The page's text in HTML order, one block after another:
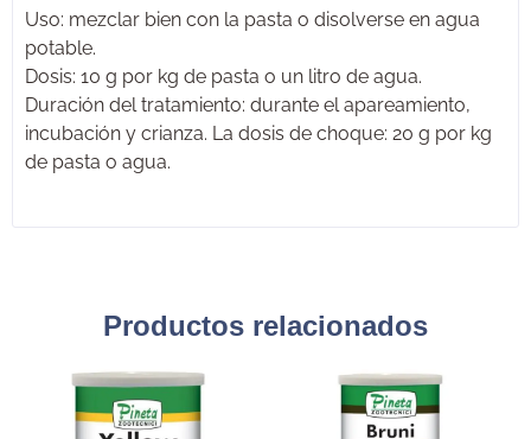
Uso: mezclar bien con la pasta o disolverse en agua
potable.
Dosis: 10 g por kg de pasta o un litro de agua.
Duración del tratamiento: durante el apareamiento,
incubación y crianza. La dosis de choque: 20 g por kg
de pasta o agua.
Productos relacionados